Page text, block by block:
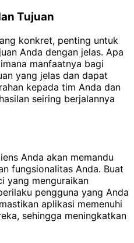
Tujuan
konkret, penting untuk
Anda dengan jelas. Apa
manfaatnya bagi
yang jelas dan dapat
kepada tim Anda dan
seiring berjalannya
Anda akan memandu
fungsionalitas Anda. Buat
yang menguraikan
pengguna yang Anda
aplikasi memenuhi
sehingga meningkatkan